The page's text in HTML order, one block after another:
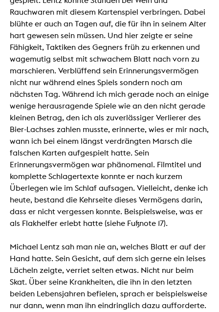
Rauchwaren mit diesem Kartenspiel verbringen. Dabei
blühte er auch an Tagen auf, die für ihn in seinem Alter
hart gewesen sein müssen. Und hier zeigte er seine
Fähigkeit, Taktiken des Gegners früh zu erkennen und
wagemutig selbst mit schwachem Blatt nach vorn zu
marschieren. Verblüffend sein Erinnerungsvermögen
nicht nur während eines Spiels sondern noch am
nächsten Tag. Während ich mich gerade noch an einige
wenige herausragende Spiele wie an den nicht gerade
kleinen Betrag, den ich als zuverlässiger Verlierer des
Bier-Lachses zahlen musste, erinnerte, wies er mir nach,
wann ich bei einem längst verdrängten Marsch die
falschen Karten aufgespielt hatte. Sein
Erinnerungsvermögen war phänomenal. Filmtitel und
komplette Schlagertexte konnte er nach kurzem
Überlegen wie im Schlaf aufsagen. Vielleicht, denke ich
heute, bestand die Kehrseite dieses Vermögens darin,
dass er nicht vergessen konnte. Beispielsweise, was er
als Flakhelfer erlebt hatte (siehe Fußnote 17).
Michael Lentz sah man nie an, welches Blatt er auf der
Hand hatte. Sein Gesicht, auf dem sich gerne ein leises
Lächeln zeigte, verriet selten etwas. Nicht nur beim
Skat. Über seine Krankheiten, die ihn in den letzten
beiden Lebensjahren befielen, sprach er beispielsweise
nur dann, wenn man ihn eindringlich dazu aufforderte.